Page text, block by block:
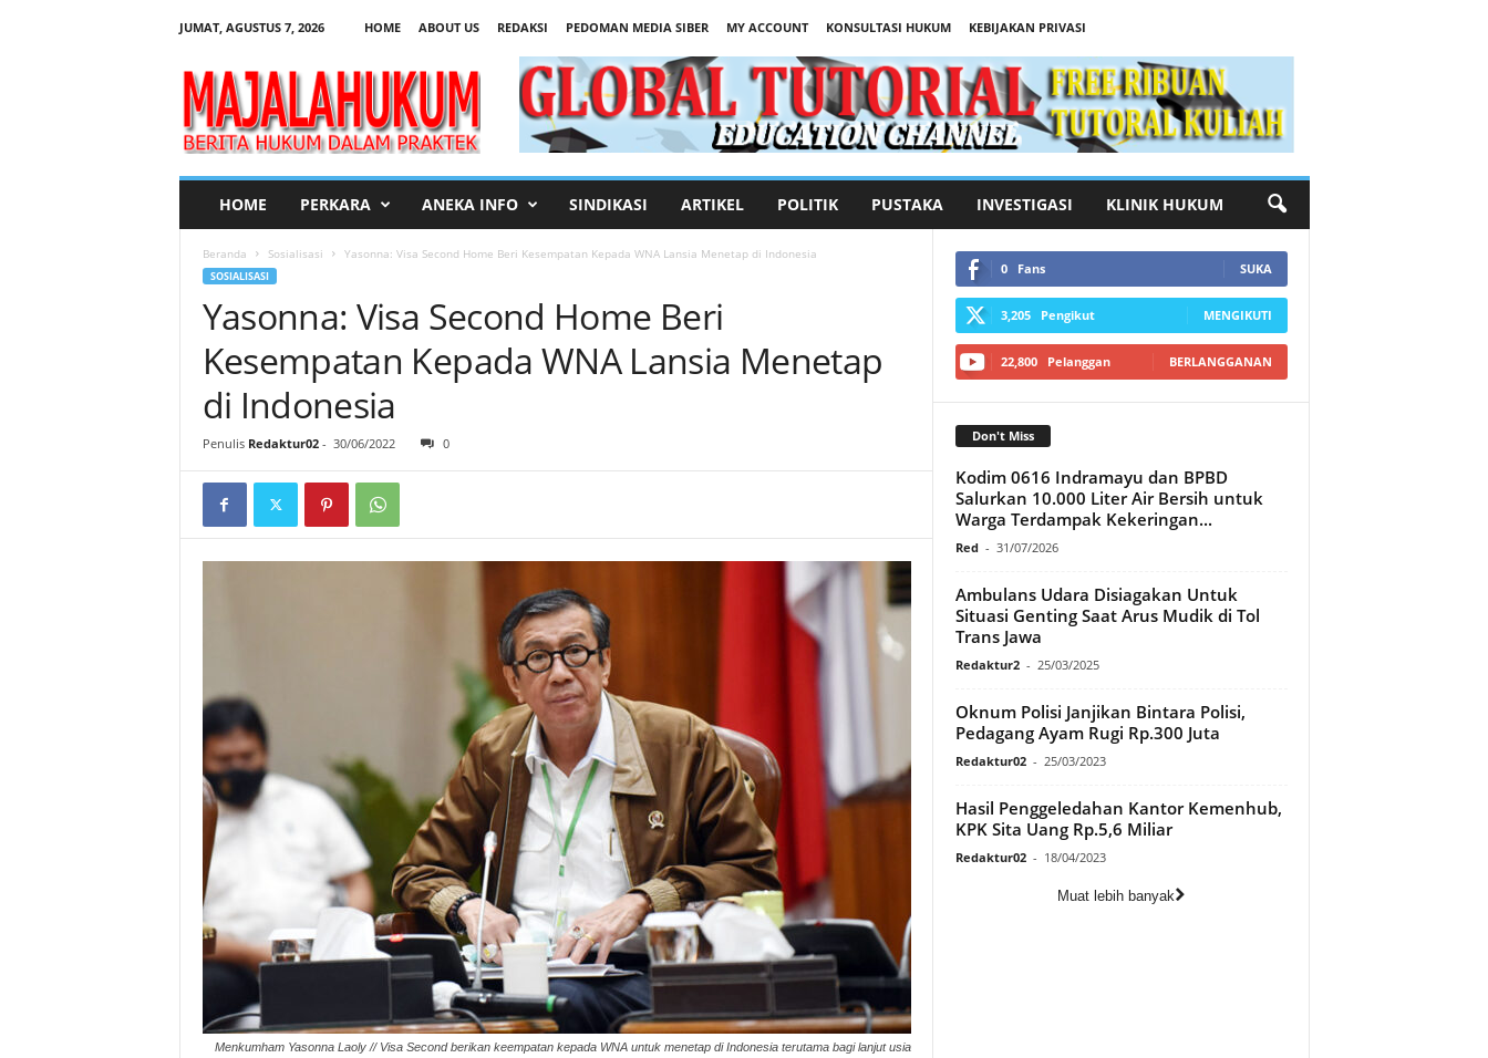
JUMAT, AGUSTUS 7, 2026 HOME ABOUT US REDAKSI PEDOMAN MEDIA SIBER MY ACCOUNT KONSULTASI HUKUM
KEBIJAKAN PRIVASI
a
HOME PERKARA ANEKA INFO SINDIKASI ARTIKEL POLITIK PUSTAKA INVESTIGASI KLINIK HUKUM
Beranda Sosialisasi Yasonna: Visa Second Home Beri Kesempatan Kepada WNA Lansia Menetap di Indonesia
SOSIALISASI
Yasonna: Visa Second Home Beri
Kesempatan Kepada WNA Lansia Menetap
di Indonesia
Penulis Redaktur02- 30/06/2022 0
Menkumham Yasonna Laoly // Visa Second berikan keempatan kepada WNA untuk menetap di Indonesia terutama bagi lanjut usia
0 Fans SUKA
3,205 Pengikut MENGIKUTI
22,800 Pelanggan BERLANGGANAN
Don't Miss
Kodim 0616 Indramayu dan BPBD
Salurkan 10.000 Liter Air Bersih untuk
Warga Terdampak Kekeringan...
Red - 31/07/2026
Ambulans Udara Disiagakan Untuk
Situasi Genting Saat Arus Mudik di Tol
Trans Jawa
Redaktur2 - 25/03/2025
Oknum Polisi Janjikan Bintara Polisi,
Pedagang Ayam Rugi Rp.300 Juta
Redaktur02 - 25/03/2023
Hasil Penggeledahan Kantor Kemenhub,
KPK Sita Uang Rp.5,6 Miliar
Redaktur02 - 18/04/2023
Muat lebih banyak